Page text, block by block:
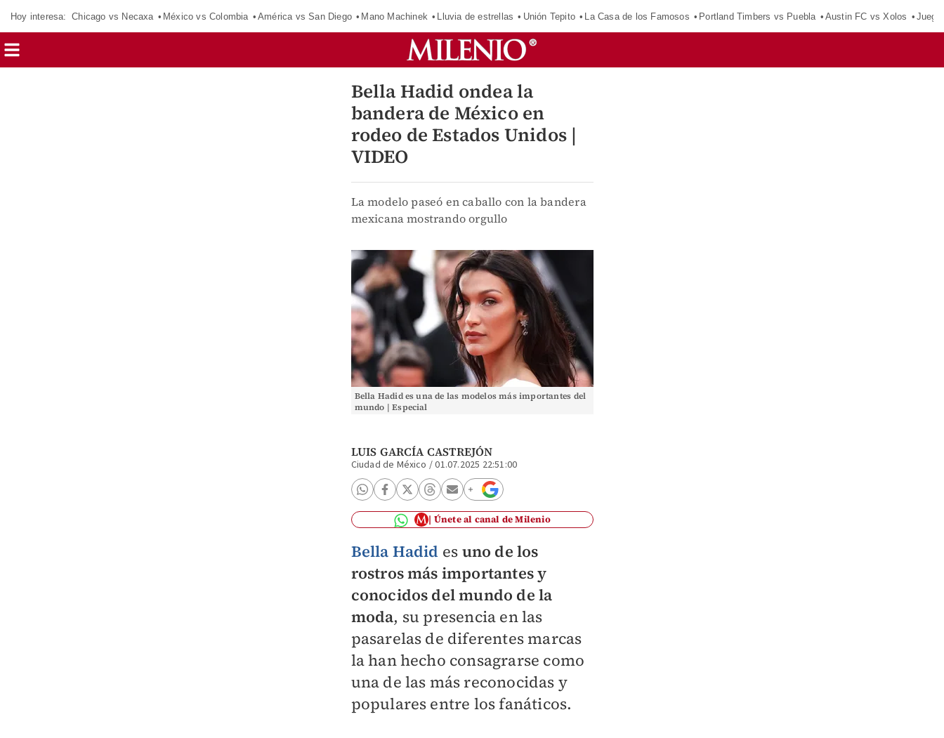
Hoy interesa: Chicago vs Necaxa México vs Colombia América vs San Diego Mano Machinek Lluvia de estrellas Unión Tepito La Casa de los Famosos Portland Timbers vs Puebla Austin FC vs Xolos
Bella Hadid ondea la
bandera de México en
rodeo de Estados Unidos |
VIDEO
La modelo paseó en caballo con la bandera
mexicana mostrando orgullo
Bella Hadid es una de las modelos más importantes del
mundo | Especial
LUIS GARCÍA CASTREJÓN
Ciudad de México /01.07.2025 22:51:00
Únete al canal de Milenio
Bella Hadid es uno de los
rostros más importantes y
conocidos del mundo de la
moda, su presencia en las
pasarelas de diferentes marcas
la han hecho consagrarse como
una de las más reconocidas y
populares entre los fanáticos.